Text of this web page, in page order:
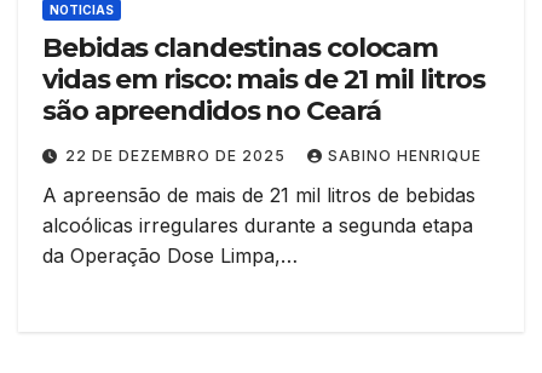
NOTICIAS
Bebidas clandestinas colocam
vidas em risco: mais de 21 mil litros
são apreendidos no Ceará
22 DE DEZEMBRO DE 2025 SABINO HENRIQUE
A apreensão de mais de 21 mil litros de bebidas
alcoólicas irregulares durante a segunda etapa
da Operação Dose Limpa,…